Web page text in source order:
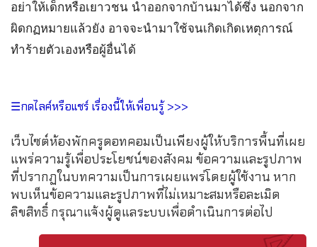
อย่าให้เด็กหรือเยาวชน นำออกจากบ้านมาได้ซึ่ง นอกจาก
ผิดกฏหมายแล้วยัง อาจจะนำมาใช้จนเกิดเกิดเหตุการณ์
ทำร้ายตัวเองหรือผู้อื่นได้
☰กดไลค์หรือแชร์ เรื่องนี้ให้เพื่อนรู้ >>>
เว็บไซต์ห้องพักครูดอทคอมเป็นเพียงผู้ให้บริการพื้นที่เผย
แพร่ความรู้เพื่อประโยชน์ของสังคม ข้อความและรูปภาพ
ที่ปรากฏในบทความเป็นการเผยแพร่โดยผู้ใช้งาน หาก
พบเห็นข้อความและรูปภาพที่ไม่เหมาะสมหรือละเมิด
ลิขสิทธิ์ กรุณาแจ้งผู้ดูแลระบบเพื่อดำเนินการต่อไป